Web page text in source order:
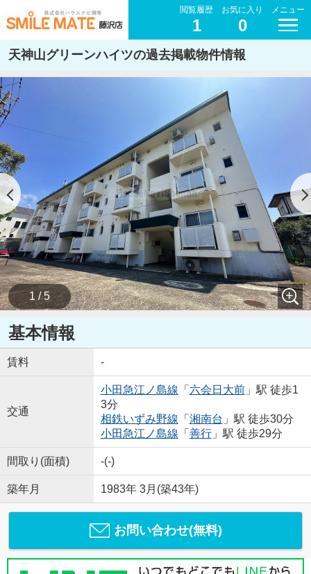
閲覧履歴
1
お気に入り
0
メニュー
天神山グリーンハイツの過去掲載物件情報
1 / 5
基本情報
賃料 -
交通
小田急江ノ島線 「 六会日大前」駅 徒歩1
3分
相鉄いずみ野線 「 湘南台 」駅 徒歩30分
小田急江ノ島線 「 善行」駅 徒歩29分
間取り(面積) -(-)
築年月 1983年 3月(築43年)
お問い合わせ(無料)